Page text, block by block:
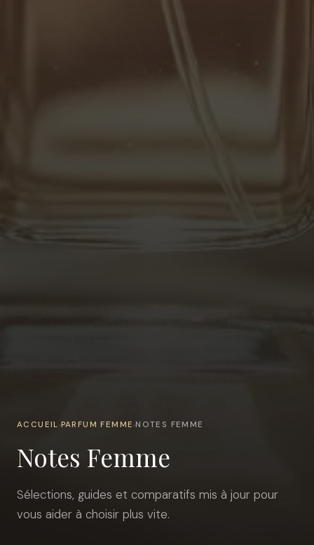
ACCUEIL ›PARFUM FEMME ›NOTES FEMME
Notes Femme
Sélections, guides et comparatifs mis à jour pour
vous aider à choisir plus vite.